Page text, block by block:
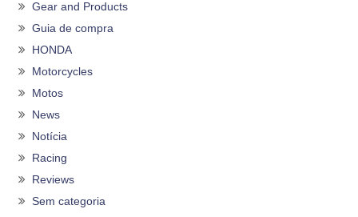
Gear and Products
Guia de compra
HONDA
Motorcycles
Motos
News
Notícia
Racing
Reviews
Sem categoria